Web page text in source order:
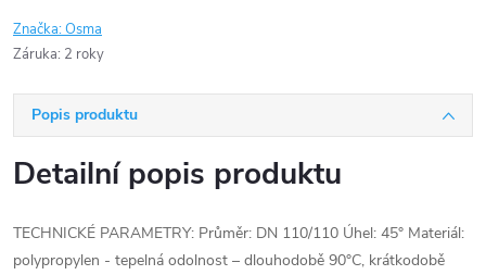
Značka:Osma
Záruka: 2 roky
Popis produktu
Detailní popis produktu
TECHNICKÉ PARAMETRY: Průměr: DN 110/110 Úhel: 45° Materiál:
polypropylen - tepelná odolnost – dlouhodobě 90°C, krátkodobě